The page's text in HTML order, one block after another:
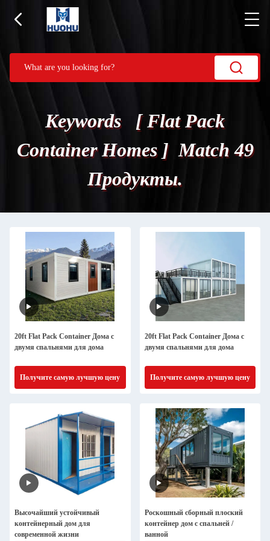
Keywords [ Flat Pack
Container Homes ] Match 49
Продукты.
20ft Flat Pack Container Дома с
двумя спальнями для дома
Получите самую лучшую цену
20ft Flat Pack Container Дома с
двумя спальнями для дома
Получите самую лучшую цену
Высочайший устойчивый
контейнерный дом для
современной жизни
Роскошный сборный плоский
контейнер дом с спальней /
ванной